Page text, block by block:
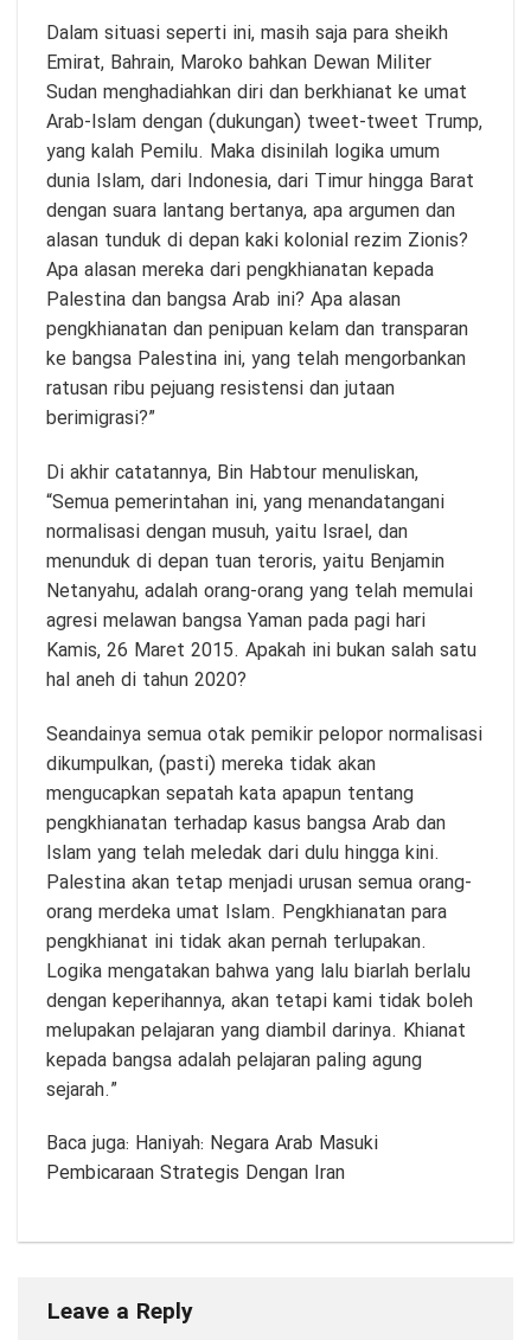
Dalam situasi seperti ini, masih saja para sheikh
Emirat, Bahrain, Maroko bahkan Dewan Militer
Sudan menghadiahkan diri dan berkhianat ke umat
Arab-Islam dengan (dukungan) tweet-tweet Trump,
yang kalah Pemilu. Maka disinilah logika umum
dunia Islam, dari Indonesia, dari Timur hingga Barat
dengan suara lantang bertanya, apa argumen dan
alasan tunduk di depan kaki kolonial rezim Zionis?
Apa alasan mereka dari pengkhianatan kepada
Palestina dan bangsa Arab ini? Apa alasan
pengkhianatan dan penipuan kelam dan transparan
ke bangsa Palestina ini, yang telah mengorbankan
ratusan ribu pejuang resistensi dan jutaan
berimigrasi?”
Di akhir catatannya, Bin Habtour menuliskan,
“Semua pemerintahan ini, yang menandatangani
normalisasi dengan musuh, yaitu Israel, dan
menunduk di depan tuan teroris, yaitu Benjamin
Netanyahu, adalah orang-orang yang telah memulai
agresi melawan bangsa Yaman pada pagi hari
Kamis, 26 Maret 2015. Apakah ini bukan salah satu
hal aneh di tahun 2020?
Seandainya semua otak pemikir pelopor normalisasi
dikumpulkan, (pasti) mereka tidak akan
mengucapkan sepatah kata apapun tentang
pengkhianatan terhadap kasus bangsa Arab dan
Islam yang telah meledak dari dulu hingga kini.
Palestina akan tetap menjadi urusan semua orang-
orang merdeka umat Islam. Pengkhianatan para
pengkhianat ini tidak akan pernah terlupakan.
Logika mengatakan bahwa yang lalu biarlah berlalu
dengan keperihannya, akan tetapi kami tidak boleh
melupakan pelajaran yang diambil darinya. Khianat
kepada bangsa adalah pelajaran paling agung
sejarah.”
Baca juga: Haniyah: Negara Arab Masuki
Pembicaraan Strategis Dengan Iran
Leave a Reply